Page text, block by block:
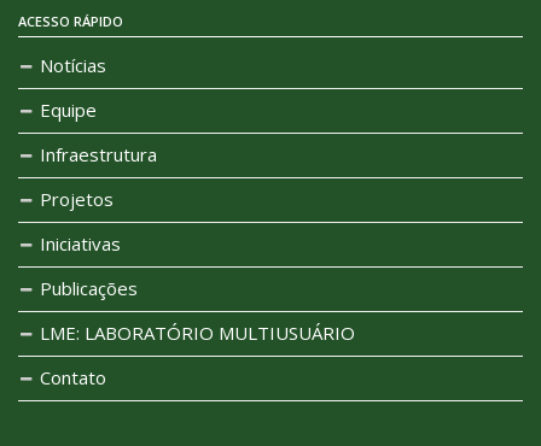
ACESSO RÁPIDO
Notícias
Equipe
Infraestrutura
Projetos
Iniciativas
Publicações
LME: LABORATÓRIO MULTIUSUÁRIO
Contato